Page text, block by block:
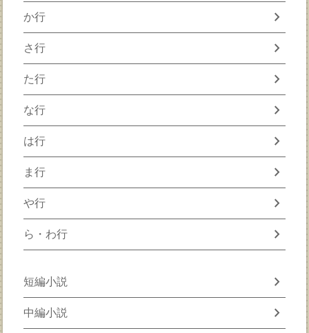
か行 chevron_right
さ行 chevron_right
た行 chevron_right
な行 chevron_right
は行 chevron_right
ま行 chevron_right
や行 chevron_right
ら・わ行 chevron_right
短編小説 chevron_right
中編小説 chevron_right